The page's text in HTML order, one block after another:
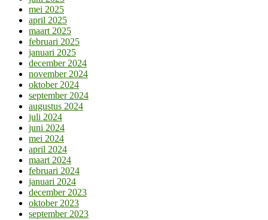
mei 2025
april 2025
maart 2025
februari 2025
januari 2025
december 2024
november 2024
oktober 2024
september 2024
augustus 2024
juli 2024
juni 2024
mei 2024
april 2024
maart 2024
februari 2024
januari 2024
december 2023
oktober 2023
september 2023